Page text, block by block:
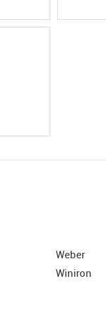
Weber
Winiron